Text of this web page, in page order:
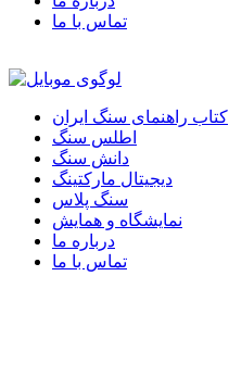
تماس با ما
کتاب راهنمای سنگ ایران
اطلس سنگ
دانش سنگ
دیجیتال مارکتینگ
سنگ پلاس
نمایشگاه و همایش
درباره ما
تماس با ما